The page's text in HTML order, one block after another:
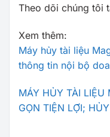
Theo dõi chúng tôi
Xem thêm:
Máy hủy tài liệu
thông tin nội bộ
MÁY HỦY TÀI LIỆU
GỌN TIỆN LỢI;